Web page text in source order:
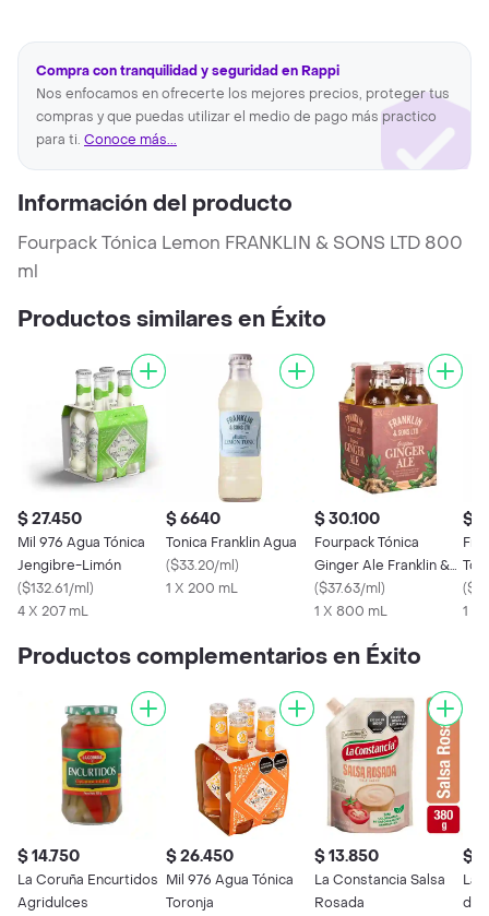
Compra con tranquilidad y seguridad en Rappi
Nos enfocamos en ofrecerte los mejores precios, proteger tus
compras y que puedas utilizar el medio de pago más practico
para ti. Conoce más...
Información del producto
Fourpack Tónica Lemon FRANKLIN & SONS LTD 800
ml
Productos similares en Éxito
$ 27.450
Mil 976 Agua Tónica
Jengibre-Limón
($132.61/ml)
4 X 207 mL
$ 6640
Tonica Franklin Agua
($33.20/ml)
1 X 200 mL
$ 30.100
Fourpack Tónica
Ginger Ale Franklin &
Sons Ltd
($37.63/ml)
1 X 800 mL
$
(
1 X
Productos complementarios en Éxito
$ 14.750
La Coruña Encurtidos
Agridulces
$ 26.450
Mil 976 Agua Tónica
Toronja
$ 13.850
La Constancia Salsa
Rosada
$
La
de